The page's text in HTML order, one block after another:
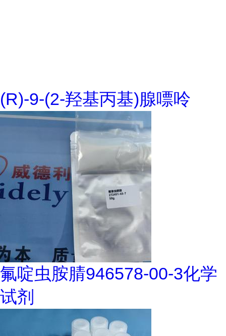
(R)-9-(2-羟基丙基)腺嘌呤
氟啶虫胺腈946578-00-3化学
试剂